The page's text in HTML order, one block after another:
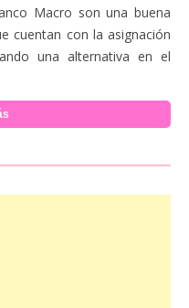
Macro son una buena
cuentan con la asignación
una alternativa en el